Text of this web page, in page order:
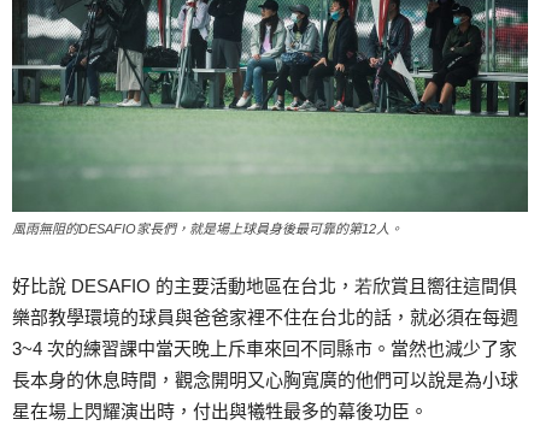
風雨無阻的DESAFIO家長們，就是場上球員身後最可靠的第12人。
好比說 DESAFIO 的主要活動地區在台北， 若欣賞且嚮往這間俱
樂部教學環境的球員與爸爸家裡不住在台北的話，就必須在每週
3~4 次的練習課中當天晚上斥車來回不同縣市。當然也減少了家
長本身的休息時間，觀念開明又心胸寬廣的他們可以說是為小球
星在場上閃耀演出時，付出與犧牲最多的幕後功臣。